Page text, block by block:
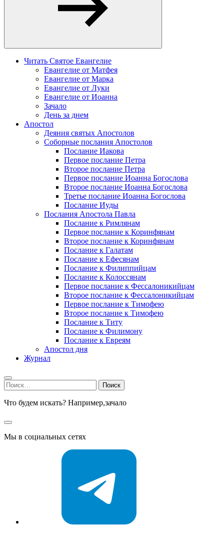
Читать Святое Евангелие
Евангелие от Матфея
Евангелие от Марка
Евангелие от Луки
Евангелие от Иоанна
Зачало
День за днем
Апостол
Деяния святых Апостолов
Соборные послания Апостолов
Послание Иакова
Первое послание Петра
Второе послание Петра
Первое послание Иоанна Богослова
Второе послание Иоанна Богослова
Третье послание Иоанна Богослова
Послание Иуды
Послания Апостола Павла
Послание к Римлянам
Первое послание к Коринфянам
Второе послание к Коринфянам
Послание к Галатам
Послание к Ефесянам
Послание к Филиппийцам
Послание к Колоссянам
Первое послание к Фессалоникийцам
Второе послание к Фессалоникийцам
Первое послание к Тимофею
Второе послание к Тимофею
Послание к Титу
Послание к Филимону
Послание к Евреям
Апостол дня
Журнал
Найти:
Что будем искать? Например,зачало
Мы в социальных сетях